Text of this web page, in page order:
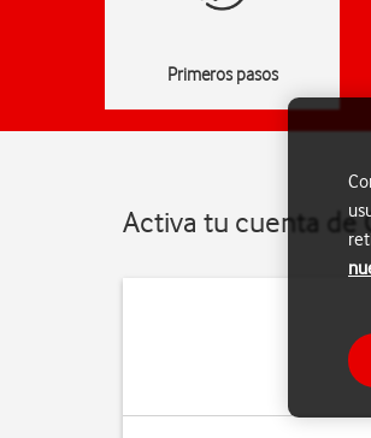
Primeros pasos
Activa tu cuenta de